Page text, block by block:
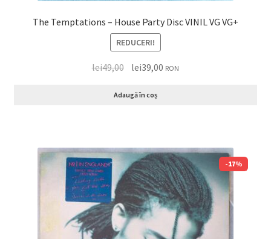
The Temptations – House Party Disc VINIL VG VG+
REDUCERI!
lei49,00 lei39,00 RON
Adaugă în coș
-17%